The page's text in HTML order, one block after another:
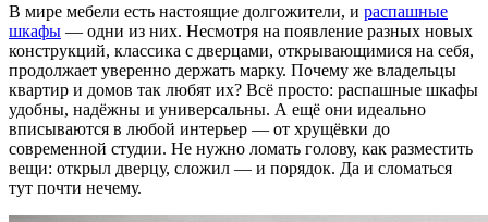
В мире мебели есть настоящие долгожители, и распашные
шкафы — одни из них. Несмотря на появление разных новых
конструкций, классика с дверцами, открывающимися на себя,
продолжает уверенно держать марку. Почему же владельцы
квартир и домов так любят их? Всё просто: распашные шкафы
удобны, надёжны и универсальны. А ещё они идеально
вписываются в любой интерьер — от хрущёвки до
современной студии. Не нужно ломать голову, как разместить
вещи: открыл дверцу, сложил — и порядок. Да и сломаться
тут почти нечему.